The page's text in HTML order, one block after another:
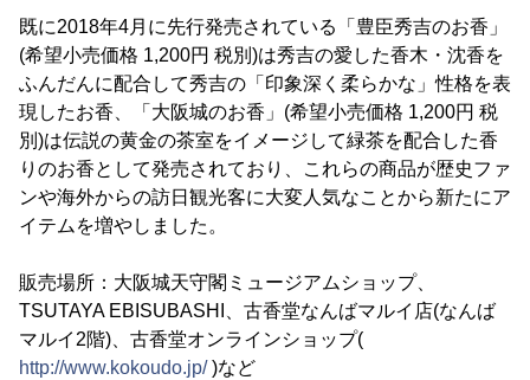
既に2018年4月に先行発売されている「豊臣秀吉のお香」
(希望小売価格 1,200円 税別)は秀吉の愛した香木・沈香を
ふんだんに配合して秀吉の「印象深く柔らかな」性格を表
現したお香、「大阪城のお香」(希望小売価格 1,200円 税
別)は伝説の黄金の茶室をイメージして緑茶を配合した香
りのお香として発売されており、これらの商品が歴史ファ
ンや海外からの訪日観光客に大変人気なことから新たにア
イテムを増やしました。
販売場所：大阪城天守閣ミュージアムショップ、
TSUTAYA EBISUBASHI、古香堂なんばマルイ店(なんば
マルイ2階)、古香堂オンラインショップ(
http://www.kokoudo.jp/)など